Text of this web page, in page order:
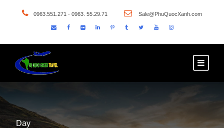
0963.551.271 - 0963. 55.29.71 Sale@PhuQuocXanh.com
Day